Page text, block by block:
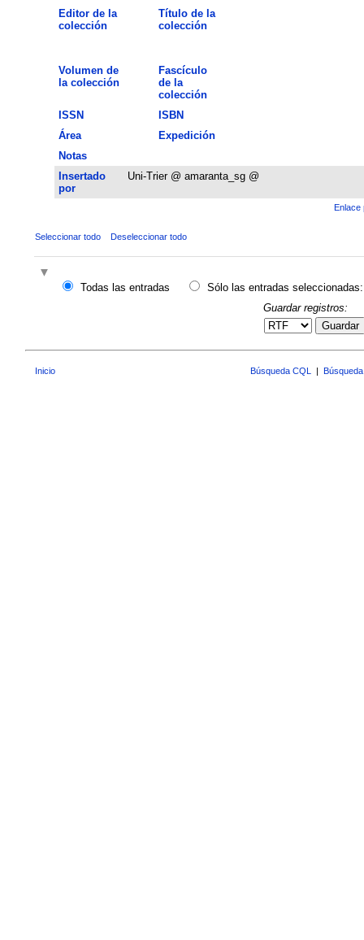
Editor de la
colección
Título de la
colección
Volumen de
la colección
Fascículo
de la
colección
ISSN
ISBN
Área
Expedición
Notas
Insertado
por
Uni-Trier @ amaranta_sg @
Enlace
Seleccionar todo Deseleccionar todo
Todas las entradas
Sólo las entradas seleccionadas:
Guardar registros:
Guardar
Inicio Búsqueda CQL